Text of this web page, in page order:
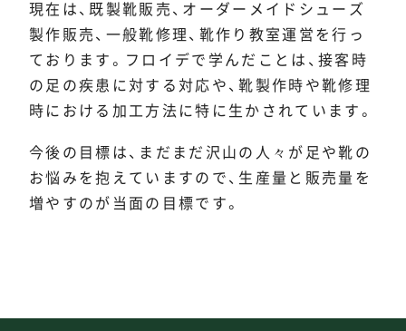
現在は、既製靴販売、オーダーメイドシューズ
製作販売、一般靴修理、靴作り教室運営を行っ
ております。フロイデで学んだことは、接客時
の足の疾患に対する対応や、靴製作時や靴修理
時における加工方法に特に生かされています。
今後の目標は、まだまだ沢山の人々が足や靴の
お悩みを抱えていますので、生産量と販売量を
増やすのが当面の目標です。